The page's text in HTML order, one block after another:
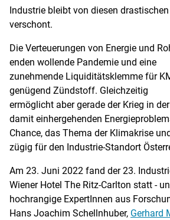
Industrie bleibt von diesen
verschont.
Die Verteuerungen von Energie und
enden wollende Pandemie und eine
zunehmende Liquiditätsklemme für
genügend Zündstoff. Gleichzeitig
ermöglicht aber gerade der Krieg in
damit einhergehenden
Chance, das Thema der Klimakrise
zügig für den Industrie-Standort
Am 23. Juni 2022 fand der 23.
Wiener Hotel The Ritz-Carlton statt -
hochrangige ExpertInnen aus
Hans Joachim Schellnhuber, Gerhard